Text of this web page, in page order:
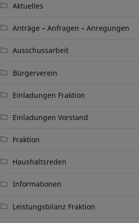
Aktuelles
Anträge – Anfragen – Anregungen
Ausschussarbeit
Bürgerverein
Einladungen Fraktion
Einladungen Vorstand
Fraktion
Haushaltsreden
Informationen
Leistungsbilanz Fraktion